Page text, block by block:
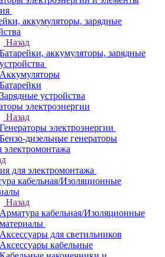
аккумуляторы, зарядные
Назад
Батарейки, аккумуляторы, зарядные
устройства
Аккумуляторы
Батарейки
Зарядные устройства
электроэнергии
Назад
Генераторы электроэнергии
Бензо-дизельные генераторы
электромонтажа
для электромонтажа
кабельная/Изоляционные
Назад
Арматура кабельная/Изоляционные
материалы
Аксессуары для светильников
Аксессуары кабельные